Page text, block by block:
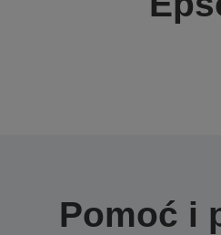
Pomoć i